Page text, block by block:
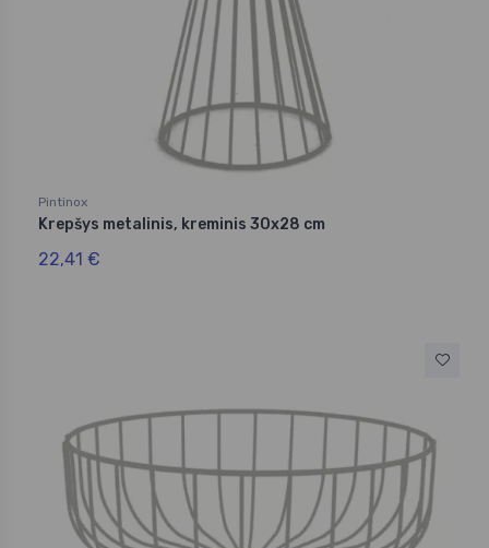
Pintinox
Krepšys metalinis, kreminis 30x28 cm
22,41 €